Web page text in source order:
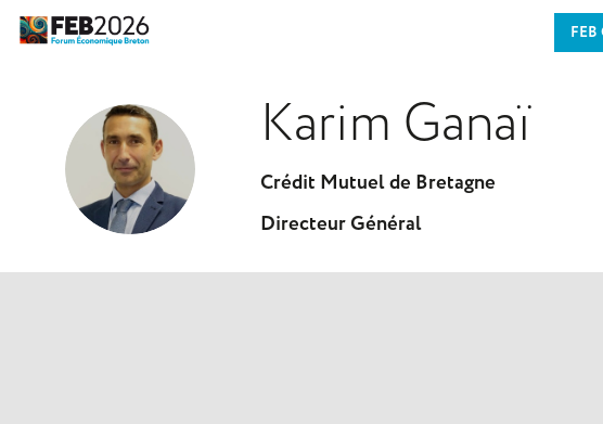
KG
Karim Ganaï
Crédit Mutuel de Bretagne
Directeur Général